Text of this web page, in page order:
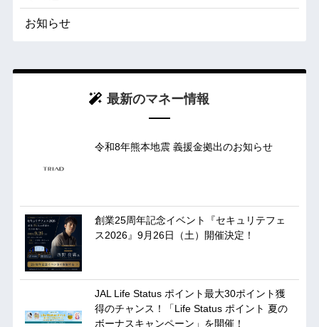
お知らせ
最新のマネー情報
令和8年熊本地震 義援金拠出のお知らせ
創業25周年記念イベント『セキュリテフェ
ス2026』9月26日（土）開催決定！
JAL Life Status ポイント最大30ポイント獲
得のチャンス！「Life Status ポイント 夏の
ボーナスキャンペーン」を開催！